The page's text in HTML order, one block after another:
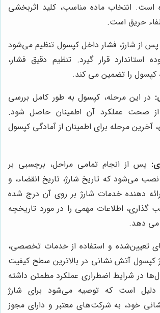
انتخاب ماده مناسب، کلید اثربخشی
حریق است.
پس از شارژ، فشار داخل کپسول تنظیم می‌شود
استاندارد قرار گیرد. تنظیم دقیق فشار،
کپسول را تضمین می کند.
در این مرحله، کپسول به طور کامل بررسی
صحت عملکرد آن اطمینان حاصل شود.
آخرین مرحله برای اطمینان از آمادگی کپسول
پس از انجام تمامی مراحل، برچسبی بر
می‌شود که تاریخ شارژ، تاریخ انقضاء، و
دهنده خدمات شارژ بر روی آن درج شده
اطلاعات مهمی را در مورد تاریخچه
می دهد.
تعیین‌شده و استفاده از خدمات تخصصی،
آتش نشانی در بالاترین سطح کیفیت
در شرایط اضطراری عملکرد مطمئن داشته
دلیل است که توصیه می‌شود برای شارژ
خود، به شرکت‌های معتبر و دارای مجوز